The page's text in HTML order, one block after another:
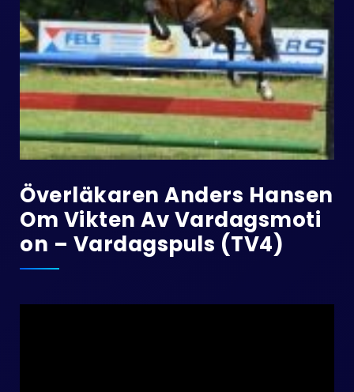
Överläkaren Anders Hansen
Om Vikten Av Vardagsmoti
On – Vardagspuls (TV4)